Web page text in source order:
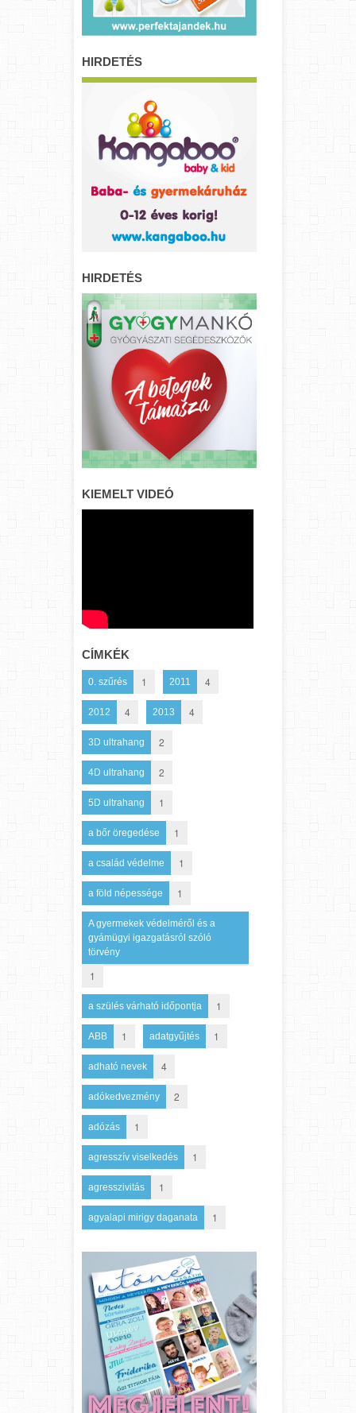
HIRDETÉS
HIRDETÉS
KIEMELT VIDEÓ
CÍMKÉK
0. szűrés 1 2011 4
2012 4 2013 4
3D ultrahang 2
4D ultrahang 2
5D ultrahang 1
a bőr öregedése 1
a család védelme 1
a föld népessége 1
A gyermekek védelméről és a
gyámügyi igazgatásról szóló
törvény
1
a szülés várható időpontja 1
ABB 1 adatgyűjtés 1
adható nevek 4
adókedvezmény 2
adózás 1
agresszív viselkedés 1
agresszivitás 1
agyalapi mirigy daganata 1